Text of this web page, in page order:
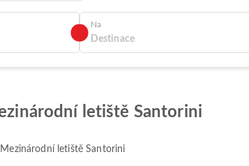
Na
letiště Santorini
Mezinárodní letiště Santorini